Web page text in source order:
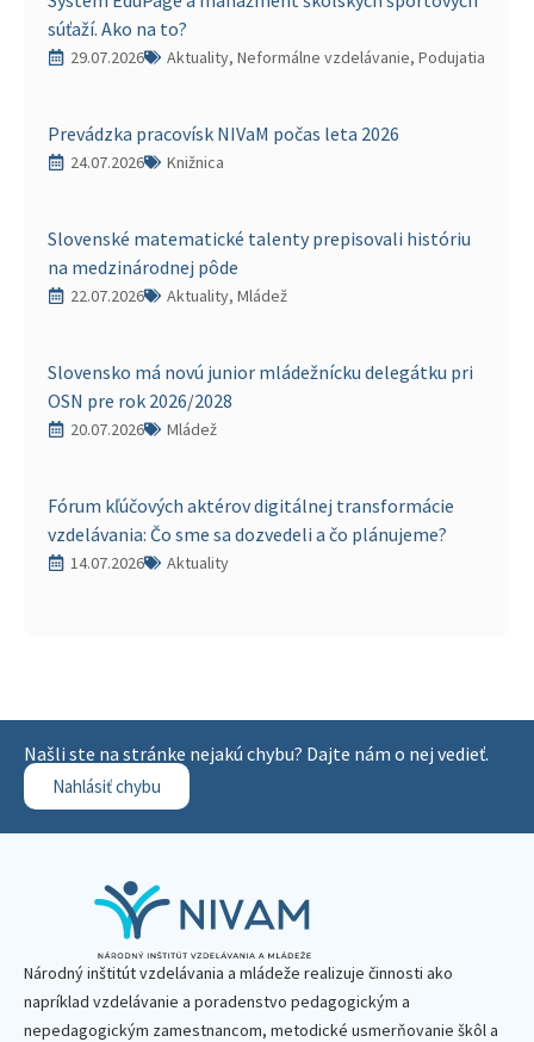
súťaží. Ako na to?
29.07.2026 Aktuality, Neformálne vzdelávanie, Podujatia
Prevádzka pracovísk NIVaM počas leta 2026
24.07.2026 Knižnica
Slovenské matematické talenty prepisovali históriu
na medzinárodnej pôde
22.07.2026 Aktuality, Mládež
Slovensko má novú junior mládežnícku delegátku pri
OSN pre rok 2026/2028
20.07.2026 Mládež
Fórum kľúčových aktérov digitálnej transformácie
vzdelávania: Čo sme sa dozvedeli a čo plánujeme?
14.07.2026 Aktuality
Našli ste na stránke nejakú chybu? Dajte nám o nej vedieť.
Nahlásiť chybu
Národný inštitút vzdelávania a mládeže realizuje činnosti ako
napríklad vzdelávanie a poradenstvo pedagogickým a
nepedagogickým zamestnancom, metodické usmerňovanie škôl a